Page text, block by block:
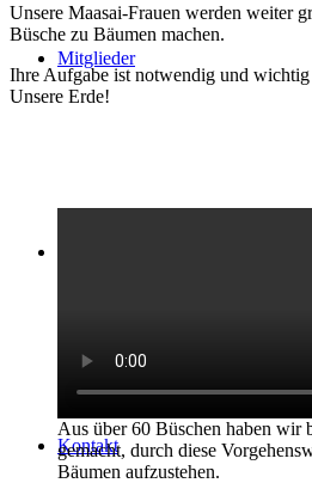
Mitglieder
Kontakt
Unsere Maasai-Frauen werden weiter
Büsche zu Bäumen machen.
Ihre Aufgabe ist notwendig und wichtig
Unsere Erde!
Aus über 60 Büschen haben wir
gemacht, durch diese
Bäumen aufzustehen.